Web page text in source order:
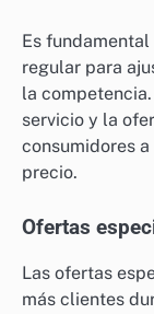
Es
regular para
la
servicio y la
consumidores
precio.
Ofertas
Las ofertas
más clientes